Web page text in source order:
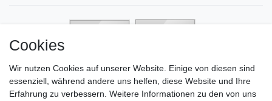
Cookies
Wir nutzen Cookies auf unserer Website. Einige von diesen sind
essenziell, während andere uns helfen, diese Website und Ihre
Erfahrung zu verbessern. Weitere Informationen zu den von uns